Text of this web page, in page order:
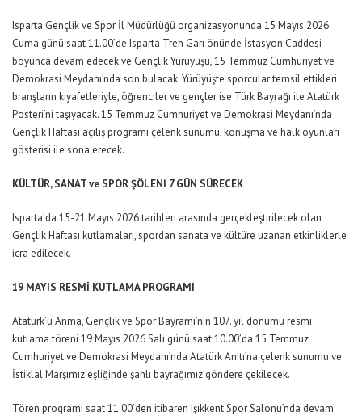
Isparta Gençlik ve Spor İl Müdürlüğü organizasyonunda 15 Mayıs 2026
Cuma günü saat 11.00’de Isparta Tren Garı önünde İstasyon Caddesi
boyunca devam edecek ve Gençlik Yürüyüşü, 15 Temmuz Cumhuriyet ve
Demokrasi Meydanı’nda son bulacak. Yürüyüşte sporcular temsil ettikleri
branşların kıyafetleriyle, öğrenciler ve gençler ise Türk Bayrağı ile Atatürk
Posteri’ni taşıyacak. 15 Temmuz Cumhuriyet ve Demokrasi Meydanı’nda
Gençlik Haftası açılış programı çelenk sunumu, konuşma ve halk oyunları
gösterisi ile sona erecek.
KÜLTÜR, SANAT ve SPOR ŞÖLENİ 7 GÜN SÜRECEK
Isparta’da 15-21 Mayıs 2026 tarihleri arasında gerçekleştirilecek olan
Gençlik Haftası kutlamaları, spordan sanata ve kültüre uzanan etkinliklerle
icra edilecek.
19 MAYIS RESMİ KUTLAMA PROGRAMI
Atatürk’ü Anma, Gençlik ve Spor Bayramı’nın 107. yıl dönümü resmi
kutlama töreni 19 Mayıs 2026 Salı günü saat 10.00’da 15 Temmuz
Cumhuriyet ve Demokrasi Meydanı’nda Atatürk Anıtı’na çelenk sunumu ve
İstiklal Marşımız eşliğinde şanlı bayrağımız göndere çekilecek.
Tören programı saat 11.00’den itibaren Işıkkent Spor Salonu’nda devam